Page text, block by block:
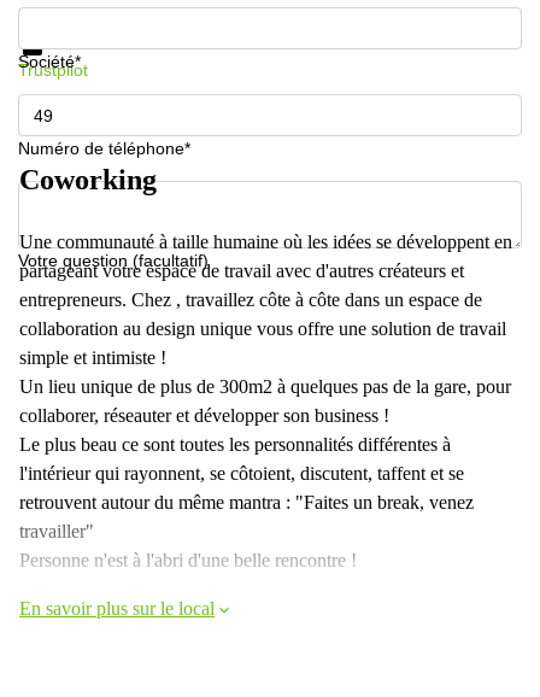
Société*
Numéro de téléphone*
Votre question (facultatif)
Informations et prix
Trustpilot
Coworking
Une communauté à taille humaine où les idées se développent en
partageant votre espace de travail avec d'autres créateurs et
entrepreneurs. Chez , travaillez côte à côte dans un espace de
collaboration au design unique vous offre une solution de travail
simple et intimiste !
Un lieu unique de plus de 300m2 à quelques pas de la gare, pour
collaborer, réseauter et développer son business !
Le plus beau ce sont toutes les personnalités différentes à
l'intérieur qui rayonnent, se côtoient, discutent, taffent et se
retrouvent autour du même mantra : "Faites un break, venez
travailler"
Personne n'est à l'abri d'une belle rencontre !
En savoir plus sur le local